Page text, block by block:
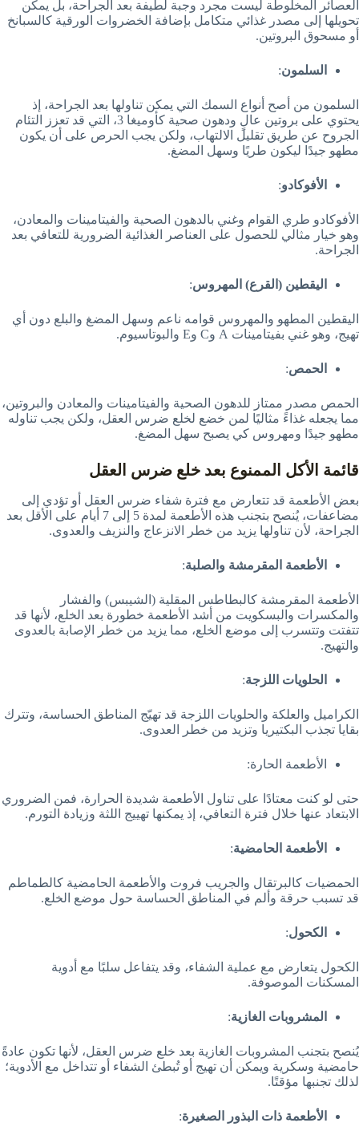
العصائر المخلوطة ليست مجرد وجبة لطيفة بعد الجراحة، بل يمكن
تحويلها إلى مصدر غذائي متكامل بإضافة الخضروات الورقية كالسبانخ
أو مسحوق البروتين.
السلمون:
السلمون من أصح أنواع السمك التي يمكن تناولها بعد الجراحة، إذ
يحتوي على بروتين عالٍ ودهون صحية كأوميغا 3، التي قد تعزز التئام
الجروح عن طريق تقليل الالتهاب، ولكن يجب الحرص على أن يكون
مطهو جيدًا ليكون طريًا وسهل المضغ.
الأفوكادو:
الأفوكادو طري القوام وغني بالدهون الصحية والفيتامينات والمعادن،
وهو خيار مثالي للحصول على العناصر الغذائية الضرورية للتعافي بعد
الجراحة.
اليقطين (القرع) المهروس:
اليقطين المطهو والمهروس قوامه ناعم وسهل المضغ والبلع دون أي
تهيج، وهو غني بفيتامينات A وC وE والبوتاسيوم.
الحمص:
الحمص مصدر ممتاز للدهون الصحية والفيتامينات والمعادن والبروتين،
مما يجعله غذاءً مثاليًا لمن خضع لخلع ضرس العقل، ولكن يجب تناوله
مطهو جيدًا ومهروس كي يصبح سهل المضغ.
قائمة الأكل الممنوع بعد خلع ضرس العقل
بعض الأطعمة قد تتعارض مع فترة شفاء ضرس العقل أو تؤدي إلى
مضاعفات، يُنصح بتجنب هذه الأطعمة لمدة 5 إلى 7 أيام على الأقل بعد
الجراحة، لأن تناولها يزيد من خطر الانزعاج والنزيف والعدوى.
الأطعمة المقرمشة والصلبة:
الأطعمة المقرمشة كالبطاطس المقلية (الشيبس) والفشار
والمكسرات والبسكويت من أشد الأطعمة خطورة بعد الخلع، لأنها قد
تتفتت وتتسرب إلى موضع الخلع، مما يزيد من خطر الإصابة بالعدوى
والتهيج.
الحلويات اللزجة:
الكراميل والعلكة والحلويات اللزجة قد تهيّج المناطق الحساسة، وتترك
بقايا تجذب البكتيريا وتزيد من خطر العدوى.
الأطعمة الحارة:
حتى لو كنت معتادًا على تناول الأطعمة شديدة الحرارة، فمن الضروري
الابتعاد عنها خلال فترة التعافي، إذ يمكنها تهييج اللثة وزيادة التورم.
الأطعمة الحامضية:
الحمضيات كالبرتقال والجريب فروت والأطعمة الحامضية كالطماطم
قد تسبب حرقة وألم في المناطق الحساسة حول موضع الخلع.
الكحول:
الكحول يتعارض مع عملية الشفاء، وقد يتفاعل سلبًا مع أدوية
المسكنات الموصوفة.
المشروبات الغازية:
يُنصح بتجنب المشروبات الغازية بعد خلع ضرس العقل، لأنها تكون عادةً
حامضية وسكرية ويمكن أن تهيج أو تُبطئ الشفاء أو تتداخل مع الأدوية؛
لذلك تجنبها مؤقتًا.
الأطعمة ذات البذور الصغيرة: